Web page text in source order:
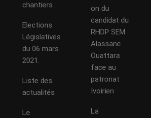
chantiers
Elections
Législatives
du 06 mars
2021.
Liste des
actualités
Le
on du
candidat du
RHDP SEM
Alassane
Ouattara
face au
patronat
Ivoirien
La